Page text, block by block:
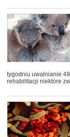
tygodniu uwalnianie
rehabilitacji niektóre